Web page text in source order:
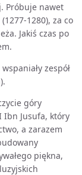
Próbuje nawet
1280), za co
Jakiś czas po
zespół
góry
Ibn Jusufa, który
a zarazem
piękna,